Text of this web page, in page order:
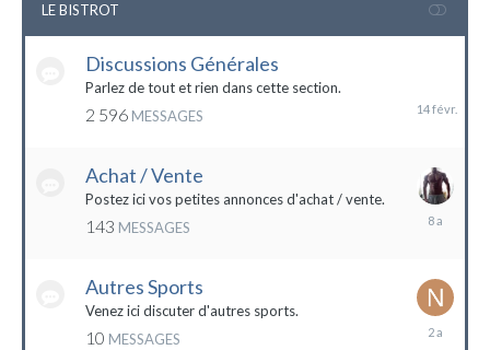
LE BISTROT
Discussions Générales
Parlez de tout et rien dans cette section.
2 596 MESSAGES
Achat / Vente
Postez ici vos petites annonces d'achat / vente.
143 MESSAGES
Autres Sports
Venez ici discuter d'autres sports.
10 MESSAGES
18